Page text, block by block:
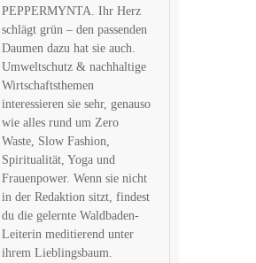
PEPPERMYNTA. Ihr Herz
schlägt grün – den passenden
Daumen dazu hat sie auch.
Umweltschutz & nachhaltige
Wirtschaftsthemen
interessieren sie sehr, genauso
wie alles rund um Zero
Waste, Slow Fashion,
Spiritualität, Yoga und
Frauenpower. Wenn sie nicht
in der Redaktion sitzt, findest
du die gelernte Waldbaden-
Leiterin meditierend unter
ihrem Lieblingsbaum.